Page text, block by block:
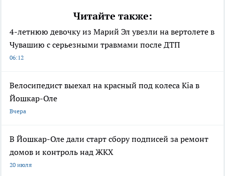
Читайте также:
4-летнюю девочку из Марий Эл увезли на вертолете в
Чувашию с серьезными травмами после ДТП
06:12
Велосипедист выехал на красный под колеса Kia в
Йошкар-Оле
Вчера
В Йошкар-Оле дали старт сбору подписей за ремонт
домов и контроль над ЖКХ
20 июля